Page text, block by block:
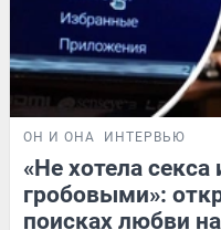
ОН И ОНА ИНТЕРВЬЮ
«Не хотела
гробовыми»:
поисках любви